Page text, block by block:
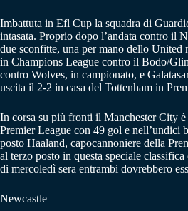
Imbattuta in Efl Cup la squadra di
intasata. Proprio dopo l’andata contro il
due sconfitte, una per mano dello United
in Champions League contro il Bodo/
contro Wolves, in campionato, e
uscita il 2-2 in casa del Tottenham in
In corsa su più fronti il Manchester City
Premier League con 49 gol e nell’undici
posto Haaland, capocannoniere della
al terzo posto in questa speciale
di mercoledì sera entrambi dovrebbero
Newcastle